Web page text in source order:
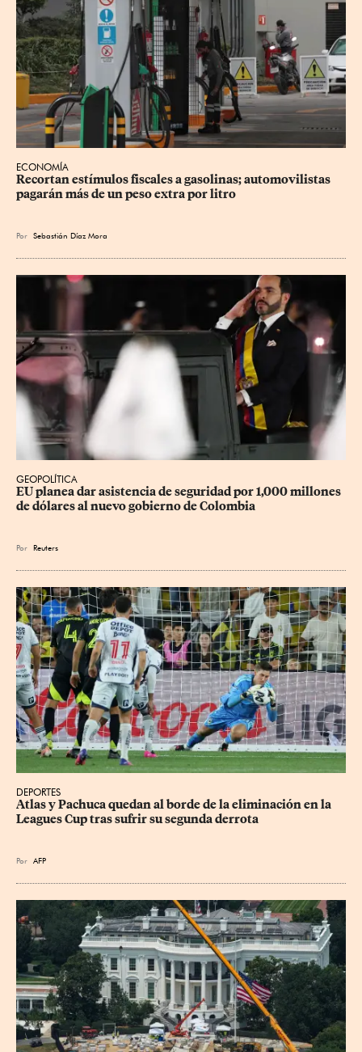
ECONOMÍA
Recortan estímulos fiscales a gasolinas; automovilistas
pagarán más de un peso extra por litro
Por Sebastián Díaz Mora
GEOPOLÍTICA
EU planea dar asistencia de seguridad por 1,000 millones
de dólares al nuevo gobierno de Colombia
Por Reuters
DEPORTES
Atlas y Pachuca quedan al borde de la eliminación en la
Leagues Cup tras sufrir su segunda derrota
Por AFP